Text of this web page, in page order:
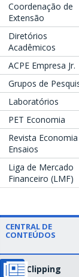
Coordenação de
Extensão
Diretórios
Acadêmicos
ACPE Empresa Jr.
Grupos de
Laboratórios
PET Economia
Revista Economia
Ensaios
Liga de Mercado
Financeiro (LMF)
CENTRAL DE
CONTEÚDOS
Clipping